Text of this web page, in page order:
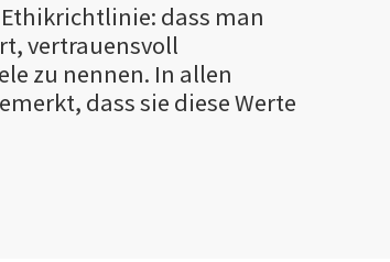
dass man
vertrauensvoll
zu nennen. In allen
dass sie diese Werte